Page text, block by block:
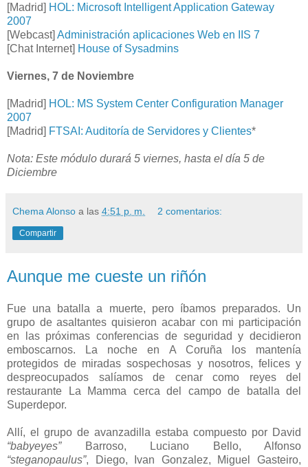
[Madrid] HOL: Microsoft Intelligent Application Gateway
2007
[Webcast] Administración aplicaciones Web en IIS 7
[Chat Internet] House of Sysadmins
Viernes, 7 de Noviembre
[Madrid] HOL: MS System Center Configuration Manager
2007
[Madrid] FTSAI: Auditoría de Servidores y Clientes*
Nota: Este módulo durará 5 viernes, hasta el día 5 de
Diciembre
Chema Alonso a las 4:51 p. m. 2 comentarios:
Compartir
Aunque me cueste un riñón
Fue una batalla a muerte, pero íbamos preparados. Un
grupo de asaltantes quisieron acabar con mi participación
en las próximas conferencias de seguridad y decidieron
emboscarnos. La noche en A Coruña los mantenía
protegidos de miradas sospechosas y nosotros, felices y
despreocupados salíamos de cenar como reyes del
restaurante La Mamma cerca del campo de batalla del
Superdepor.
Allí, el grupo de avanzadilla estaba compuesto por David
“babyeyes”Barroso, Luciano Bello, Alfonso
“steganopaulus”, Diego, Ivan Gonzalez, Miguel Gasteiro,